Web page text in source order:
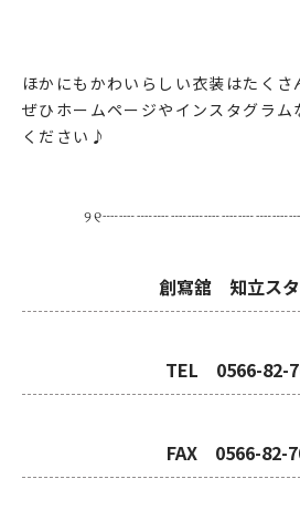
ほかにもかわいらしい衣装はたくさ
ぜひホームページやインスタグラム
ください♪
創寫舘 知立ス
TEL 0566-82-
FAX 0566-82-